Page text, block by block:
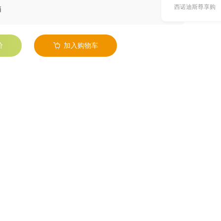
西诺迪斯尊享购
加入购物车